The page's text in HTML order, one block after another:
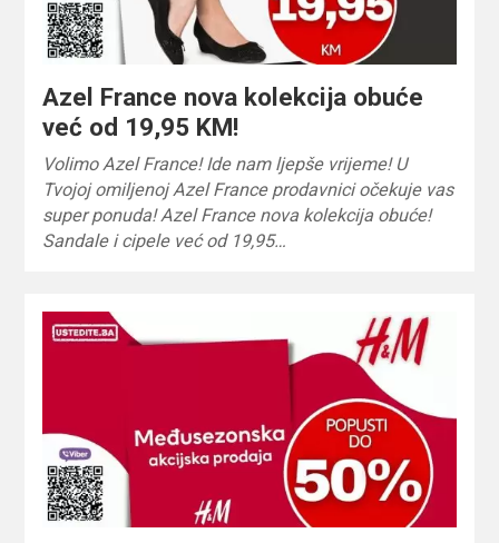
Azel France nova kolekcija obuće
već od 19,95 KM!
Volimo Azel France! Ide nam ljepše vrijeme! U
Tvojoj omiljenoj Azel France prodavnici očekuje vas
super ponuda! Azel France nova kolekcija obuće!
Sandale i cipele već od 19,95…